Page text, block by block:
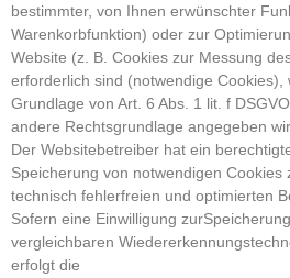
bestimmter, von Ihnen erwünschter
Warenkorbfunktion) oder zur
Website (z. B. Cookies zur Messung
erforderlich sind (notwendige Cookies),
Grundlage von Art. 6 Abs. 1 lit. f
andere Rechtsgrundlage angegeben
Der Websitebetreiber hat ein
Speicherung von notwendigen Cookies
technisch fehlerfreien und optimierten
Sofern eine Einwilligung
vergleichbaren
erfolgt die